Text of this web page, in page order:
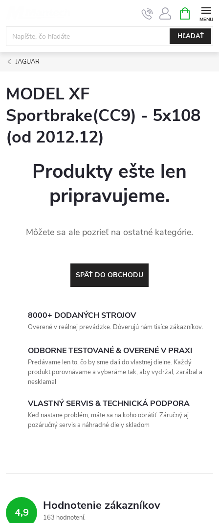
obsah
HĽADAŤ
KOŠÍK
JAGUAR
MODEL XF
Sportbrake(CC9) - 5x108
(od 2012.12)
Produkty ešte len
pripravujeme.
Môžete sa ale pozrieť na ostatné kategórie.
SPÄŤ DO OBCHODU
8000+ DODANÝCH STROJOV
Overené v reálnej prevádzke. Dôverujú nám tisíce zákazníkov.
ODBORNE TESTOVANÉ & OVERENÉ V PRAXI
Predávame len to, čo by sme dali do vlastnej dielne. Každý
produkt porovnávame a vyberáme tak, aby vydržal, zarábal a
nesklamal
VLASTNÝ SERVIS & TECHNICKÁ PODPORA
Keď nastane problém, máte sa na koho obrátiť. Záručný aj
pozáručný servis a náhradné diely skladom
4,9 Hodnotenie zákazníkov
163 hodnotení